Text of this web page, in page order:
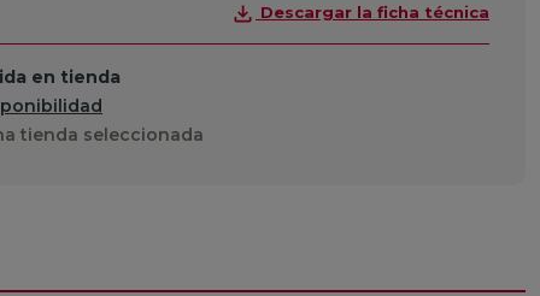
Descargar la ficha técnica
en tienda
tienda seleccionada